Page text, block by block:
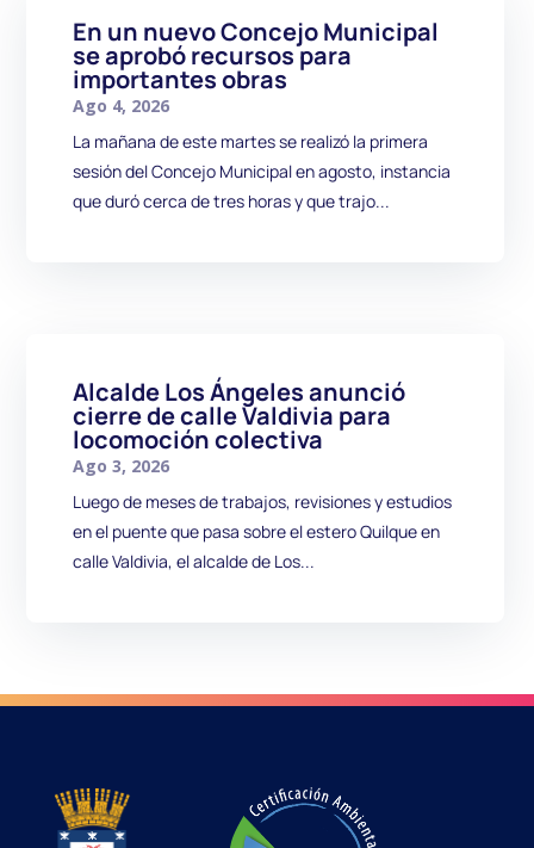
En un nuevo Concejo Municipal
se aprobó recursos para
importantes obras
Ago 4, 2026
La mañana de este martes se realizó la primera
sesión del Concejo Municipal en agosto, instancia
que duró cerca de tres horas y que trajo...
Alcalde Los Ángeles anunció
cierre de calle Valdivia para
locomoción colectiva
Ago 3, 2026
Luego de meses de trabajos, revisiones y estudios
en el puente que pasa sobre el estero Quilque en
calle Valdivia, el alcalde de Los...